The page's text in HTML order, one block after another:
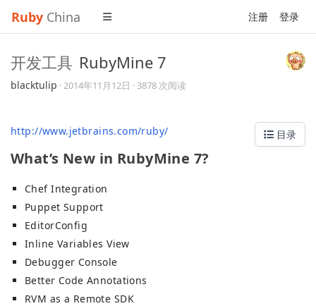
Ruby China 注册 登录
开发工具 RubyMine 7
blacktulip ·2014年11月12日 · 3878 次阅读
目录
http://www.jetbrains.com/ruby/
What’s New in RubyMine 7?
Chef Integration
Puppet Support
EditorConfig
Inline Variables View
Debugger Console
Better Code Annotations
RVM as a Remote SDK